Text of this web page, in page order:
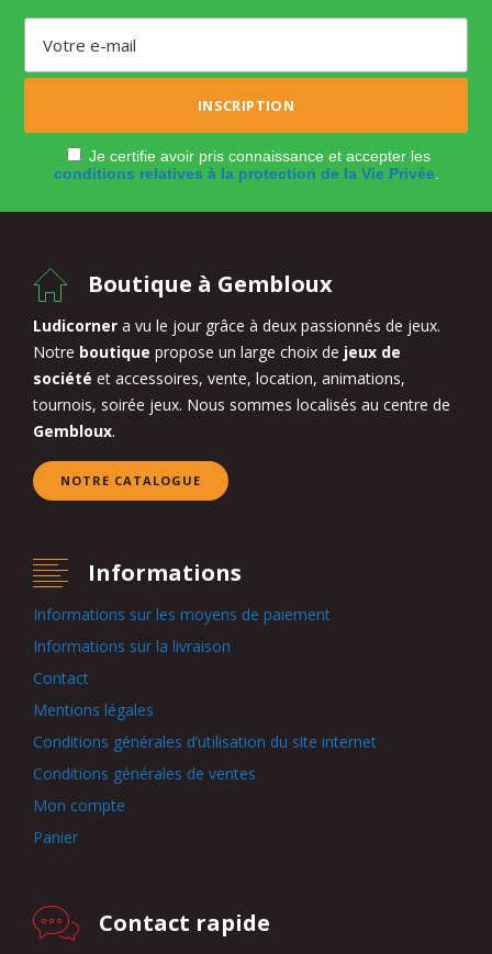
Je certifie avoir pris connaissance et accepter les
conditions relatives à la protection de la Vie Privée.
Boutique à Gembloux
Ludicorner a vu le jour grâce à deux passionnés de jeux.
Notre boutique propose un large choix de jeux de
société et accessoires, vente, location, animations,
tournois, soirée jeux. Nous sommes localisés au centre de
Gembloux.
NOTRE CATALOGUE
Informations
Informations sur les moyens de paiement
Informations sur la livraison
Contact
Mentions légales
Conditions générales d’utilisation du site internet
Conditions générales de ventes
Mon compte
Panier
Contact rapide